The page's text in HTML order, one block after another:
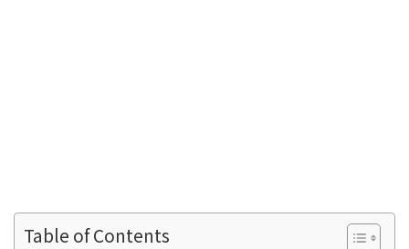
Table of Contents